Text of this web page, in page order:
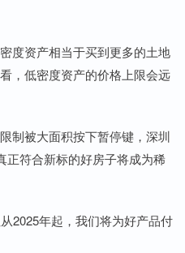
度资产相当于买到更多的土地
，低密度资产的价格上限会远
制被大面积按下暂停键，深圳
正符合新标的好房子将成为稀
2025年起，我们将为好产品付